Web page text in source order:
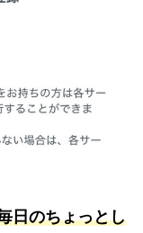
日のちょっとし